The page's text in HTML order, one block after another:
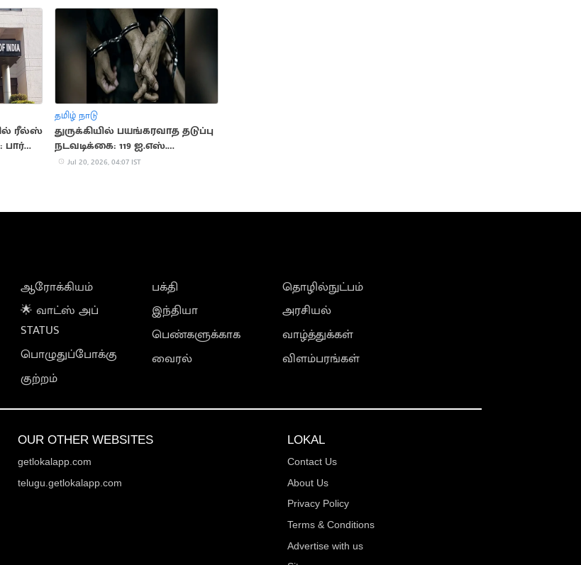
ரீல்ஸ்
பார்
தமிழ் நாடு
துருக்கியில் பயங்கரவாத தடுப்பு
நடவடிக்கை: 119 ஐ.எஸ்.
தீவிரவாதிகள் கைது
Jul 20, 2026, 04:07 IST
ஆரோக்கியம்
🌟 வாட்ஸ் அப்
STATUS
பொழுதுப்போக்கு
குற்றம்
பக்தி
இந்தியா
பெண்களுக்காக
வைரல்
தொழில்நுட்பம்
அரசியல்
வாழ்த்துக்கள்
விளம்பரங்கள்
OUR OTHER WEBSITES
getlokalapp.com
telugu.getlokalapp.com
LOKAL
Contact Us
About Us
Privacy Policy
Terms & Conditions
Advertise with us